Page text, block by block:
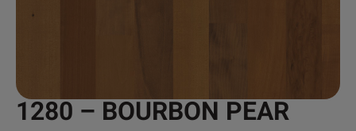
1280 – BOURBON PEAR